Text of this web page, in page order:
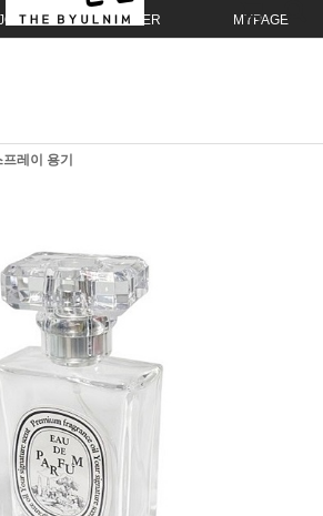
ORDER MYPAGE
레이 용기